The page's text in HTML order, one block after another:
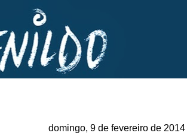
domingo, 9 de fevereiro de 2014